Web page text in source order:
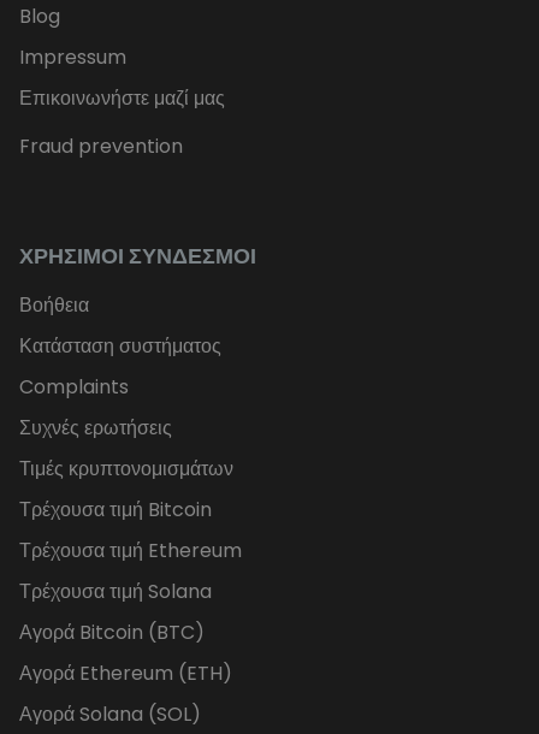
Blog
Impressum
Επικοινωνήστε μαζί μας
Fraud prevention
ΧΡΉΣΙΜΟΙ ΣΎΝΔΕΣΜΟΙ
Βοήθεια
Κατάσταση συστήματος
Complaints
Συχνές ερωτήσεις
Τιμές κρυπτονομισμάτων
Τρέχουσα τιμή Bitcoin
Τρέχουσα τιμή Ethereum
Τρέχουσα τιμή Solana
Αγορά Bitcoin (BTC)
Αγορά Ethereum (ETH)
Αγορά Solana (SOL)